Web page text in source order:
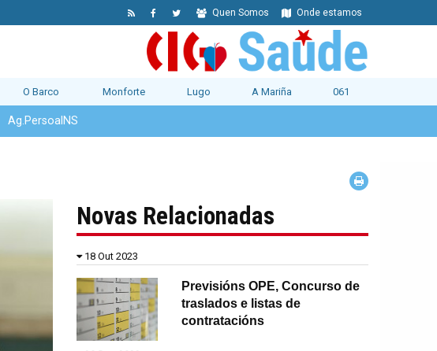
Onde estamos
Quen Somos
O Barco Monforte Lugo A Mariña 061
Ag.PersoalNS
Novas Relacionadas
18 Out 2023
Previsións OPE, Concurso de
traslados e listas de
contratacións